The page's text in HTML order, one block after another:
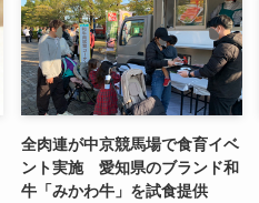
全肉連が中京競馬場で食育イベ
ント実施 愛知県のブランド和
牛「みかわ牛」を試食提供